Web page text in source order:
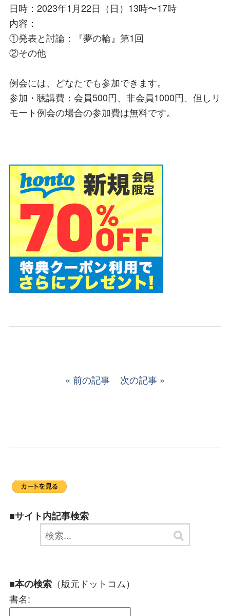
日時：2023年1月22日（日）13時〜17時
内容：
①発表と討論：『夢の輪』第1回
②その他
例会には、どなたでも参加できます。
参加・聴講費：会員500円、非会員1000円、但しリ
モート例会の場合の参加費は無料です。
前の記事 次の記事
■サイト内記事検索
■本の検索 （版元ドットコム）
書名: